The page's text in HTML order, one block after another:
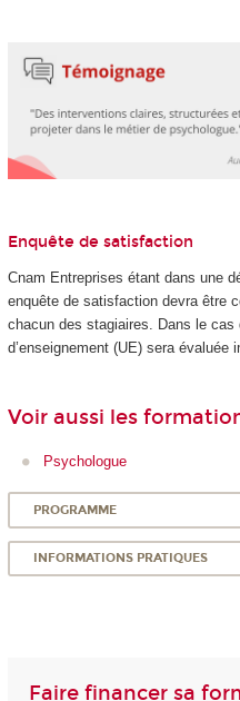
Enquête de satisfaction
Cnam Entreprises étant dans une
enquête de satisfaction devra être
chacun des stagiaires. Dans le cas
d’enseignement (UE) sera évaluée
Voir aussi les
Psychologue
PROGRAMME
INFORMATIONS PRATIQUES
Faire financer sa